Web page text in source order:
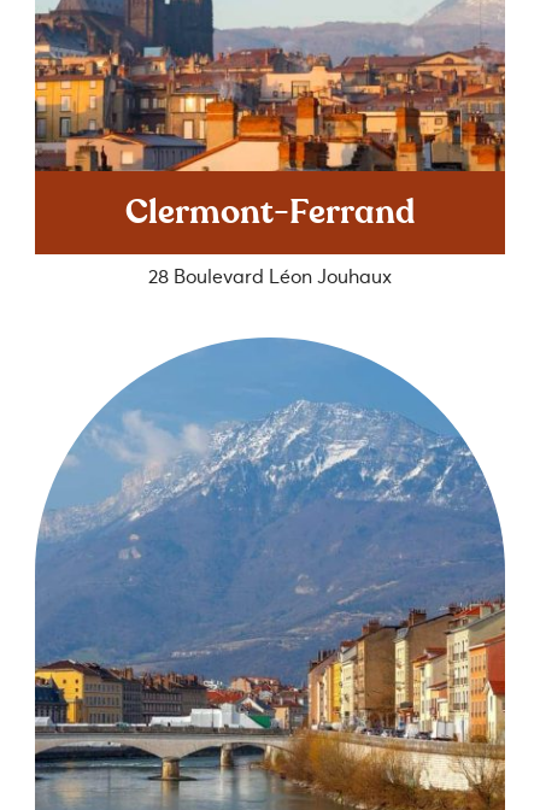
Clermont-Ferrand
28 Boulevard Léon Jouhaux